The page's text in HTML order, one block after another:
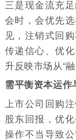
三是现金流充
会时，会优先
见，注销式回
传递信心、优
升反映市场从“
需平衡资本运作
上市公司回购
股东回报，优
操作不当导致